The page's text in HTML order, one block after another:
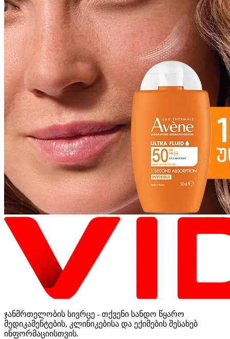
ჯანმრთელობის სივრცე - თქვენი სანდო წყარო
მედიკამენტების, კლინიკებისა და ექიმების შესახებ
ინფორმაციისთვის.